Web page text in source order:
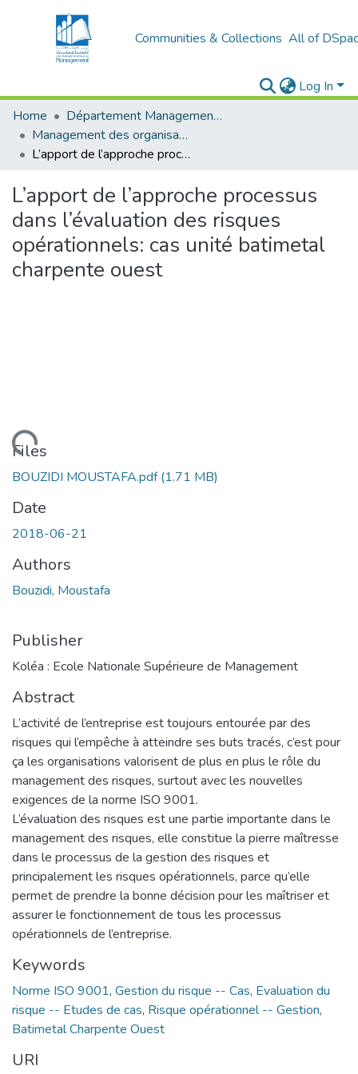
Communities & Collections All of
Log In
Home
Département Management Des Organisations
Management des organisations (MDO)
L’apport de l’approche processus dans l’évaluation des risques opérationnels: cas unité batimetal charpente ouest
L’apport de l’approche processus
dans l’évaluation des risques
opérationnels: cas unité batimetal
charpente ouest
Loading...
Files
BOUZIDI MOUSTAFA.pdf(1.71 MB)
Date
2018-06-21
Authors
Bouzidi, Moustafa
Publisher
Koléa : Ecole Nationale Supérieure de Management
Abstract
L’activité de l’entreprise est toujours entourée par des
risques qui l’empêche à atteindre ses buts tracés, c’est pour
ça les organisations valorisent de plus en plus le rôle du
management des risques, surtout avec les nouvelles
exigences de la norme ISO 9001.
L’évaluation des risques est une partie importante dans le
management des risques, elle constitue la pierre maîtresse
dans le processus de la gestion des risques et
principalement les risques opérationnels, parce qu’elle
permet de prendre la bonne décision pour les maîtriser et
assurer le fonctionnement de tous les processus
opérationnels de l’entreprise.
Keywords
Norme ISO 9001, Gestion du risque -- Cas, Evaluation du
risque -- Etudes de cas, Risque opérationnel -- Gestion,
Batimetal Charpente Ouest
URI